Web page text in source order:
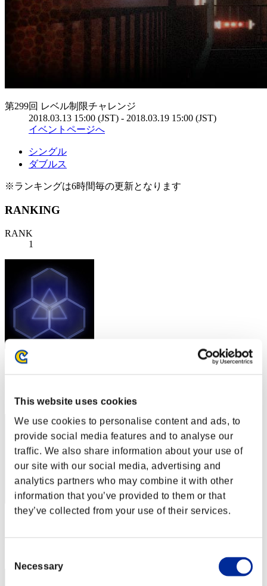
This website uses cookies
We use cookies to personalise content and ads, to
provide social media features and to analyse our
traffic. We also share information about your use of
our site with our social media, advertising and
analytics partners who may combine it with other
information that you’ve provided to them or that
they’ve collected from your use of their services.
Selection
Necessary
第299回 レベル制限チャレンジ
2018.03.13 15:00 (JST) - 2018.03.19 15:00 (JST)
イベントページへ
シングル
ダブルス
※ランキングは6時間毎の更新となります
RANKING
RANK
1
スコア: -
2